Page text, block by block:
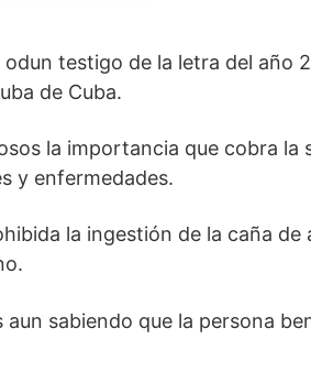
odun testigo de la letra del año
de Cuba.
la importancia que cobra la
y enfermedades.
la ingestión de la caña de
sabiendo que la persona